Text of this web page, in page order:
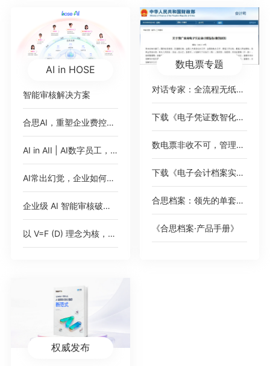
AI in HOSE
智能审核解决方案
合思AI，重塑企业费控范式
AI in AII | AI数字员工，即将加入你的公司
AI常出幻觉，企业如何应对？
企业级 AI 智能审核破解 2000 + 高端女装门店费控痛点，树连锁零售数智化新标杆
以 V=F (D) 理念为核，AI 对话式填单破报销痛点，驱动财务数智化价值跃迁
数电票专题
对话专家：全流程无纸化，破局数电票
下载《电子凭证数智化无需报销绿皮书》
数电票非收不可，管理难题如何绕过？
下载《电子会计档案实践案例集》
合思档案：领先的单套制电子会计档案管理平台
《合思档案·产品手册》
权威发布